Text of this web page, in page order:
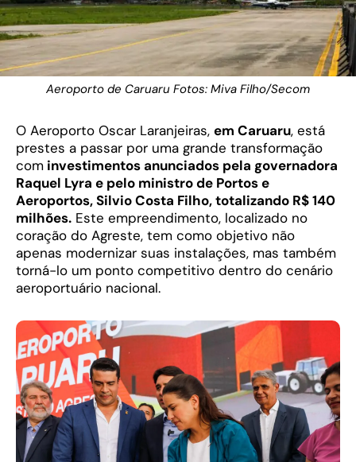
Aeroporto de Caruaru Fotos: Miva Filho/Secom
O Aeroporto Oscar Laranjeiras, em Caruaru, está
prestes a passar por uma grande transformação
com investimentos anunciados pela governadora
Raquel Lyra e pelo ministro de Portos e
Aeroportos, Silvio Costa Filho, totalizando R$ 140
milhões. Este empreendimento, localizado no
coração do Agreste, tem como objetivo não
apenas modernizar suas instalações, mas também
torná-lo um ponto competitivo dentro do cenário
aeroportuário nacional.